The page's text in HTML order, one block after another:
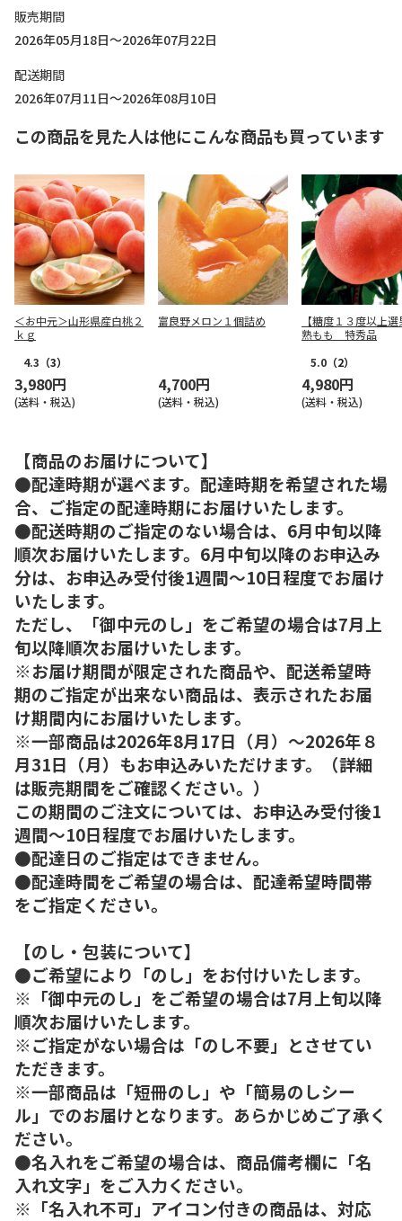
販売期間
2026年05月18日～2026年07月22日
配送期間
2026年07月11日～2026年08月10日
この商品を見た人は他にこんな商品も買っています
＜お中元＞山形県産白桃２
ｋｇ
4.3 （3）
3,980円
(送料・税込)
富良野メロン１個詰め
4,700円
(送料・税込)
【糖度１３度以上
熟もも 特秀品
5.0 （2）
4,980円
(送料・税込)
【商品のお届けについて】
●配達時期が選べます。配達時期を希望された場
合、ご指定の配達時期にお届けいたします。
●配送時期のご指定のない場合は、6月中旬以降
順次お届けいたします。6月中旬以降のお申込み
分は、お申込み受付後1週間～10日程度でお届け
いたします。
ただし、「御中元のし」をご希望の場合は7月上
旬以降順次お届けいたします。
※お届け期間が限定された商品や、配送希望時
期のご指定が出来ない商品は、表示されたお届
け期間内にお届けいたします。
※一部商品は2026年8月17日（月）～2026年８
月31日（月）もお申込みいただけます。（詳細
は販売期間をご確認ください。）
この期間のご注文については、お申込み受付後1
週間～10日程度でお届けいたします。
●配達日のご指定はできません。
●配達時間をご希望の場合は、配達希望時間帯
をご指定ください。
【のし・包装について】
●ご希望により「のし」をお付けいたします。
※「御中元のし」をご希望の場合は7月上旬以降
順次お届けいたします。
※ご指定がない場合は「のし不要」とさせてい
ただきます。
※一部商品は「短冊のし」や「簡易のしシー
ル」でのお届けとなります。あらかじめご了承く
ださい。
●名入れをご希望の場合は、商品備考欄に「名
入れ文字」をご入力ください。
※「名入れ不可」アイコン付きの商品は、対応